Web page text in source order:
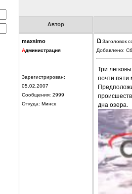
Автор
maxsimo
Администрация
Зарегистрирован:
05.02.2007
Сообщения: 2999
Откуда: Минск
Заголовок
Добавлено:
Три
почти пяти
дна озера.